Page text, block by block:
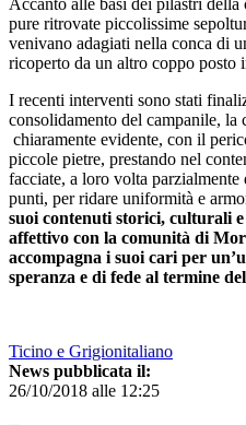
pure ritrovate piccolissime
venivano adagiati nella conca di
ricoperto da un altro coppo posto
I recenti interventi sono stati
consolidamento del campanile, la
chiaramente evidente, con il
piccole pietre, prestando nel
facciate, a loro volta
punti, per ridare uniformità e
suoi contenuti storici, culturali
affettivo con la comunità di
accompagna i suoi cari per
speranza e di fede al termine
Ticino e Grigionitaliano
News pubblicata il:
26/10/2018 alle 12:25